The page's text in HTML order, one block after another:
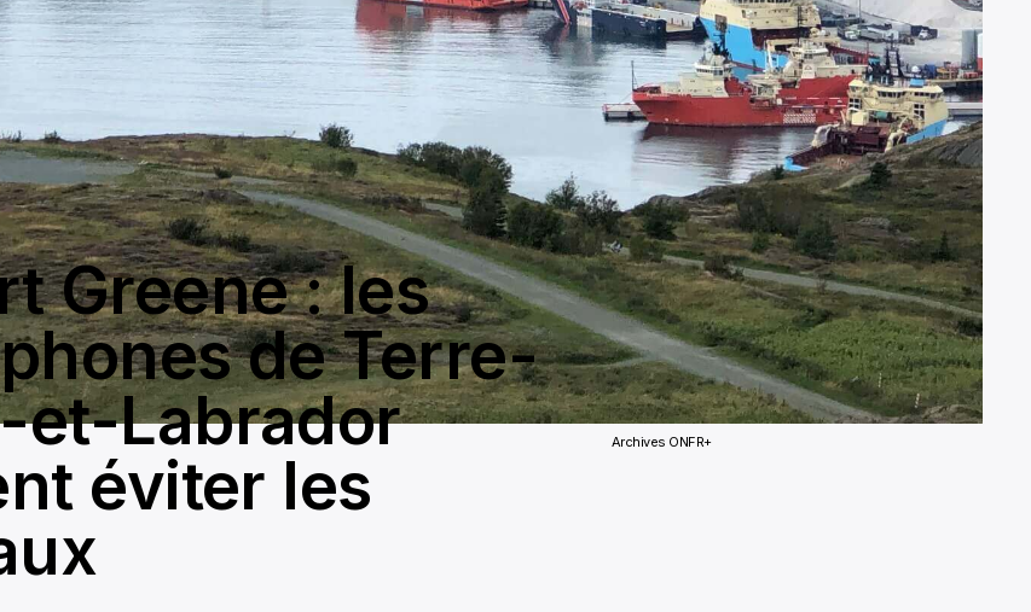
Archives ONFR+
Greene : les
de Terre-
et-Labrador
éviter les